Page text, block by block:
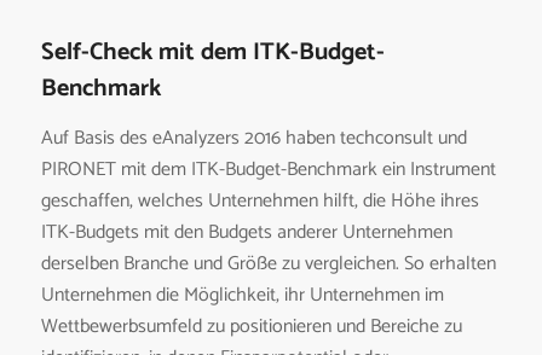
Self-Check mit dem ITK-Budget-
Benchmark
Auf Basis des eAnalyzers 2016 haben techconsult und
PIRONET mit dem ITK-Budget-Benchmark ein Instrument
geschaffen, welches Unternehmen hilft, die Höhe ihres
ITK-Budgets mit den Budgets anderer Unternehmen
derselben Branche und Größe zu vergleichen. So erhalten
Unternehmen die Möglichkeit, ihr Unternehmen im
Wettbewerbsumfeld zu positionieren und Bereiche zu